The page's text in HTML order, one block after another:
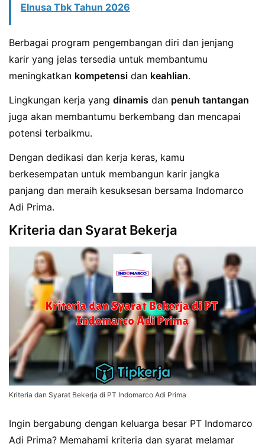
Elnusa Tbk Tahun 2026
Berbagai program pengembangan diri dan jenjang
karir yang jelas tersedia untuk membantumu
meningkatkan kompetensi dan keahlian.
Lingkungan kerja yang dinamis dan penuh tantangan
juga akan membantumu berkembang dan mencapai
potensi terbaikmu.
Dengan dedikasi dan kerja keras, kamu
berkesempatan untuk membangun karir jangka
panjang dan meraih kesuksesan bersama Indomarco
Adi Prima.
Kriteria dan Syarat Bekerja
Kriteria dan Syarat Bekerja di PT Indomarco Adi Prima
Ingin bergabung dengan keluarga besar PT Indomarco
Adi Prima? Memahami kriteria dan syarat melamar